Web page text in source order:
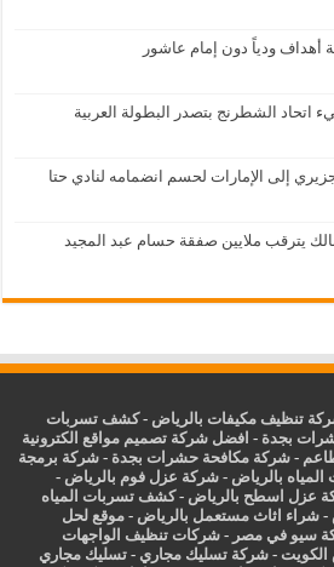
أهداف ودياً دون إمام عاشور
إلى الإمارات لحسم انضمامه لنادي حتا
يترقب ملايين صفقة حسام عبد المجيد
تنظيف مكيفات بالرياض -كشف تسربات
بجدة - افضل شركة تصميم مواقع الكترونية
-شركة مكافحة حشرات بجدة -شركة برمجة
بالرياض -شركة عزل فوم بالرياض -
عزل اسطح بالرياض -كشف تسربات المياه
-شراء اثاث مستعمل بالرياض - موقع لحل
سيو في مصر -شركات تنظيف الواجهات
-شركة تسليك مجاري -تسليك مجاري